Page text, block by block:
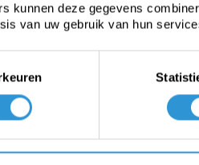
kunnen deze gegevens
van uw gebruik van hun